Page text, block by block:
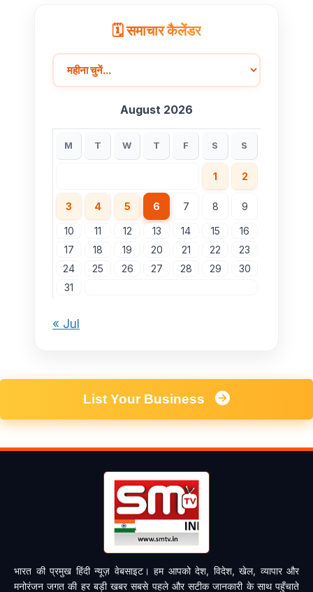
🗓️ समाचार कैलेंडर
August 2026
M T W T F S S
1 2
3 4 5 6 7 8 9
10 11 12 13 14 15
16
17
18 19 20 21 22
23
24
25 26 27 28 29
30
31
« Jul
List Your Business
भारत की प्रमुख हिंदी न्यूज़ वेबसाइट। हम आपको देश, विदेश, खेल, व्यापार और
मनोरंजन जगत की हर बड़ी खबर सबसे पहले और सटीक जानकारी के साथ पहुँचाते